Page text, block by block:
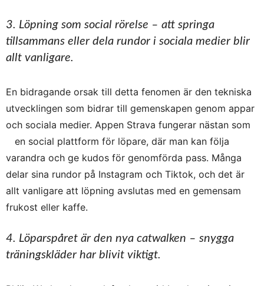
3. Löpning som social rörelse – att springa
tillsammans eller dela rundor i sociala medier blir
allt vanligare.
En bidragande orsak till detta fenomen är den tekniska
utvecklingen som bidrar till gemenskapen genom appar
och sociala medier. Appen Strava fungerar nästan som
en social plattform för löpare, där man kan följa
varandra och ge kudos för genomförda pass. Många
delar sina rundor på Instagram och Tiktok, och det är
allt vanligare att löpning avslutas med en gemensam
frukost eller kaffe.
4. Löparspåret är den nya catwalken – snygga
träningskläder har blivit viktigt.